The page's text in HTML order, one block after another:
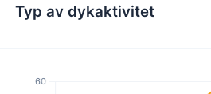
Typ av dykaktivitet